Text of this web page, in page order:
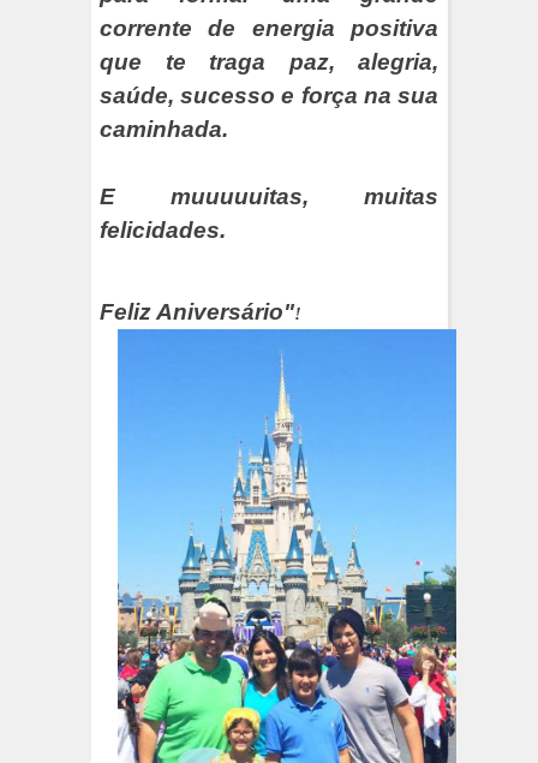
corrente de energia positiva
que te traga paz, alegria,
saúde, sucesso e força na sua
caminhada.
E muuuuuitas, muitas
felicidades.
Feliz Aniversário"!